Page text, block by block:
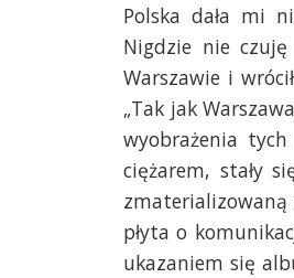
Polska dała mi
Nigdzie nie
Warszawie i
„Tak jak
wyobrażenia
ciężarem, stały
płyta o
ukazaniem się